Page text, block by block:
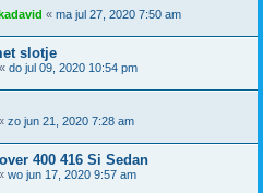
« ma jul 27, 2020 7:50 am
slotje
« do jul 09, 2020 10:54 pm
zo jun 21, 2020 7:28 am
400 416 Si Sedan
wo jun 17, 2020 9:57 am